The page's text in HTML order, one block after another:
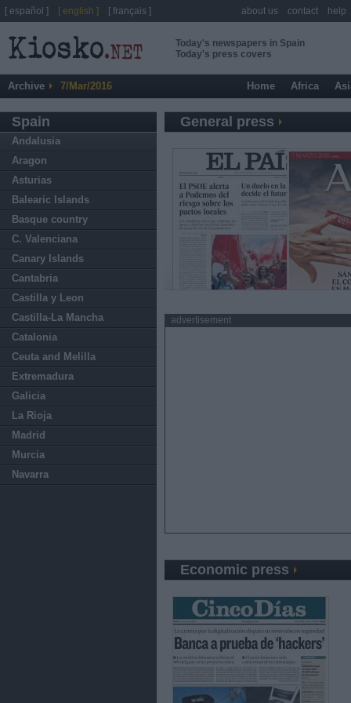
Today's newspapers in Spain
Today's press covers
Archive 7/Mar/2016 Home Africa
Spain
Andalusia
Aragon
Asturias
Balearic Islands
Basque country
C. Valenciana
Canary Islands
Cantabria
Castilla y Leon
Castilla-La Mancha
Catalonia
Ceuta and Melilla
Extremadura
Galicia
La Rioja
Madrid
Murcia
Navarra
General press
advertisement
Economic press
[ español ] [ english ] [ français ] about us contact help